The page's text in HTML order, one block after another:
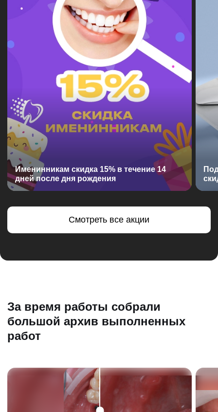
Именинникам скидка 15% в течение 14
дней после дня рождения
Смотреть все акции
За время работы собрали
большой архив выполненных
работ